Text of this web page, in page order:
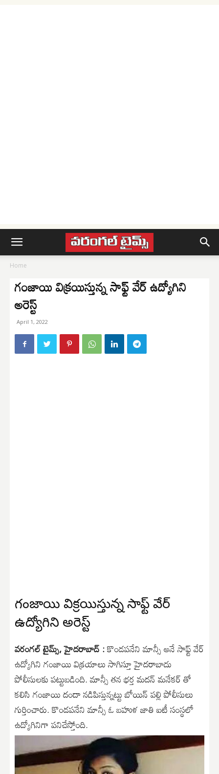
Home
గంజాయి విక్రయిస్తున్న సాఫ్ట్ వేర్ ఉద్యోగిని
అరెస్ట్
April 1, 2022
గంజాయి విక్రయిస్తున్న సాఫ్ట్ వేర్
ఉద్యోగిని అరెస్ట్
వరంగల్ టైమ్స్, హైదరాబాద్ :కొండపనేని మాన్సీ అనే సాఫ్ట్ వేర్
ఉద్యోగిని గంజాయి విక్రయాలు సాగిస్తూ హైదరాబాదు
పోలీసులకు పట్టుబడింది. మాన్సీ తన భర్త మదన్ మనేకర్ తో
కలిసి గంజాయి దందా నడిపిస్తున్నట్టు బోయిన్ పల్లి పోలీసులు
గుర్తించారు. కొండపనేని మాన్సీ ఓ బహుళ జాతి ఐటీ సంస్థలో
ఉద్యోగినిగా పనిచేస్తోంది.